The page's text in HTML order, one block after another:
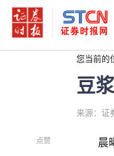
您当前的
豆
来源：证
点赞
晨